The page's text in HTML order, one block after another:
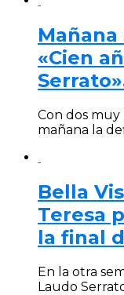
«Cien
Con dos
mañana la
Bella
Teresa
la final
En la otra
Laudo